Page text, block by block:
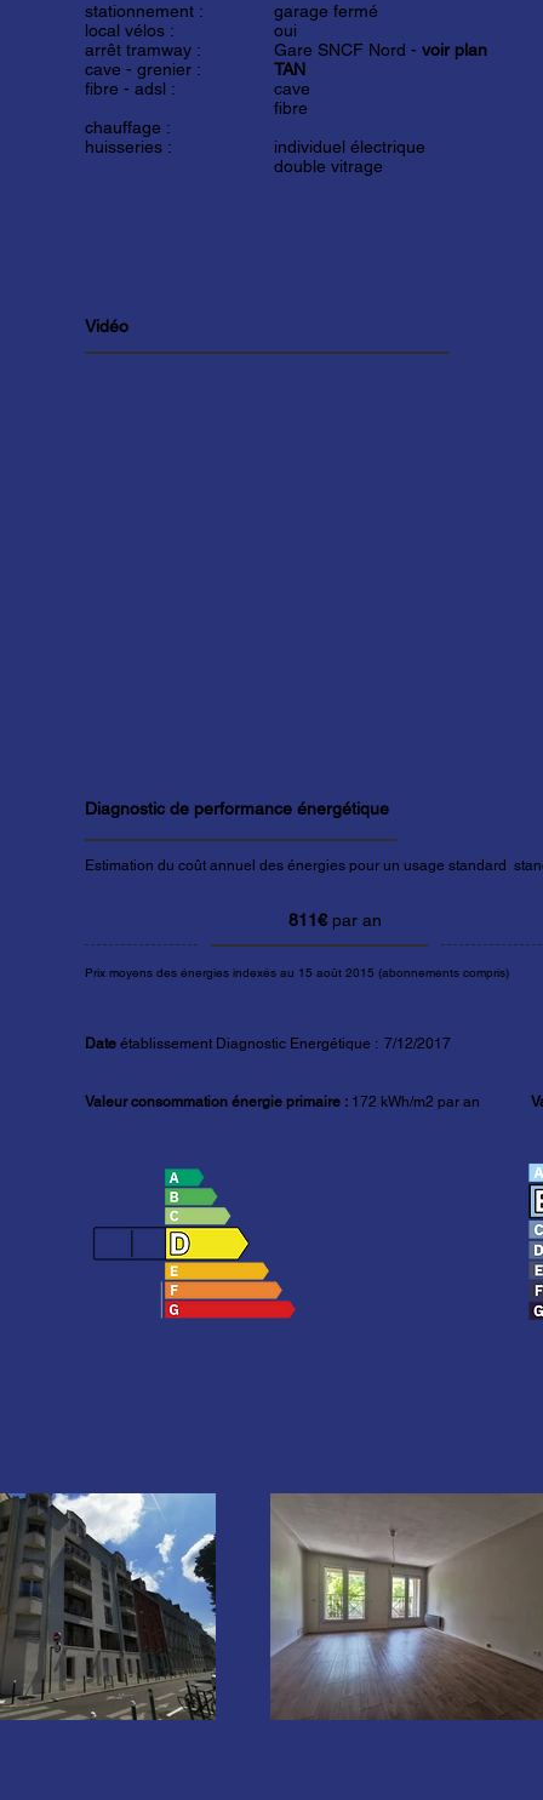
stationnement :
local vélos :
arrêt tramway :
cave - grenier :
fibre - adsl :
chauffage :
huisseries :
garage fermé
oui
Gare SNCF Nord - voir plan
TAN
cave
fibre
individuel électrique
double vitrage
Vidéo
Diagnostic de performance énergétique
Estimation du coût annuel des énergies pour un usage standard
811€ par an
Prix moyens des énergies indexés au 15 août 2015 (abonnements compris)
Date établissement Diagnostic Energétique : 7/12/2017
Valeur consommation énergie primaire : 172 kWh/m2 par an